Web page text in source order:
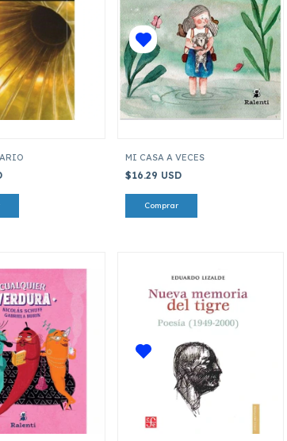
MI CASA A VECES
$16.29 USD